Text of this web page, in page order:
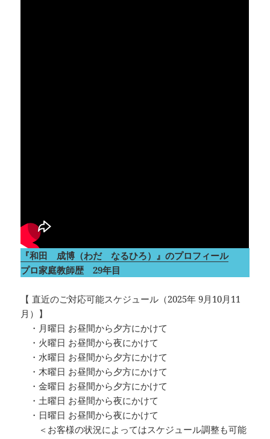
『和田 成博（わだ なるひろ）』のプロフィール
プロ家庭教師歴 29年目
【 直近のご対応可能スケジュール（2025年 9月10月11
月）】
・月曜日 お昼間から夕方にかけて
・火曜日 お昼間から夜にかけて
・水曜日 お昼間から夕方にかけて
・木曜日 お昼間から夕方にかけて
・金曜日 お昼間から夕方にかけて
・土曜日 お昼間から夜にかけて
・日曜日 お昼間から夜にかけて
＜お客様の状況によってはスケジュール調整も可能